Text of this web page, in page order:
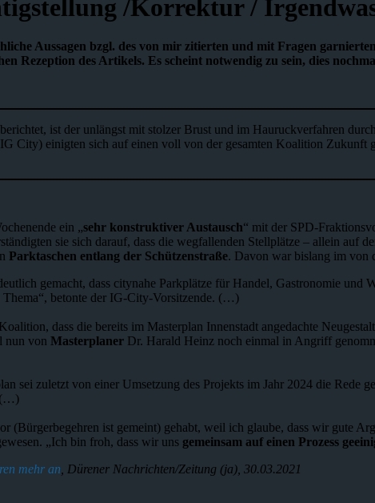
/Korrektur /
Aussagen bzgl. des von mir zitierten und mit Fragen
Rezeption des Artikels. Es scheint notwendig zu sein, dies
ist der unlängst mit stolzer Brust und im Hauruckverfahren
City) einigten sich auf einen voll von der gesamten Koalition Zukunft
ein „sehr konstruktiver Austausch“ mit der SPD-
sie sich darauf, dass die wegfallenden Stellplätze – allein auf
Parktaschen entlang der Schützenstraße. Davon war bislang im von
gemacht, dass citynahe Parkplätze für Handel, Gastronomie und
betonte der IG-City-Vorsitzende. (…)
dass die bereits im Masterplan Innenstadt angedachte
nun von Masterplaner Dr. Harald Heinz noch einmal in Angriff
sei zuletzt von einer Umsetzung des Projekts im Jahr 2024 die Rede
(…)
(Bürgerbegehren ist gemeint) gehabt, weil ich glaube, dass wir gute
„Ich bin froh, dass wir uns gemeinsam auf einen Prozess
mehr an , Dürener Nachrichten/Zeitung (ja), 30.03.2021